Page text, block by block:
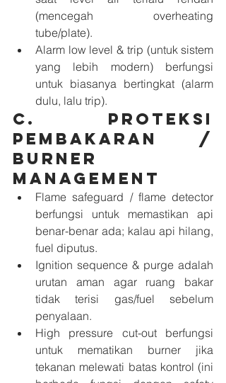
(mencegah overheating
tube/plate).
Alarm low level & trip (untuk sistem
yang lebih modern) berfungsi
untuk biasanya bertingkat (alarm
dulu, lalu trip).
C. Proteksi
pembakaran /
burner
management
Flame safeguard / flame detector
berfungsi untuk memastikan api
benar-benar ada; kalau api hilang,
fuel diputus.
Ignition sequence & purge adalah
urutan aman agar ruang bakar
tidak terisi gas/fuel sebelum
penyalaan.
High pressure cut-out berfungsi
untuk mematikan burner jika
tekanan melewati batas kontrol (ini